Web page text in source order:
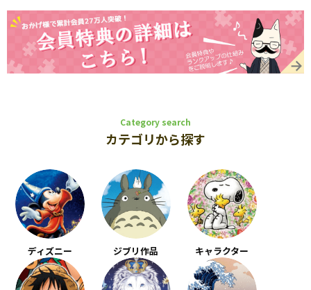
Category search
カテゴリから探す
ディズニー ジブリ作品 キャラクター